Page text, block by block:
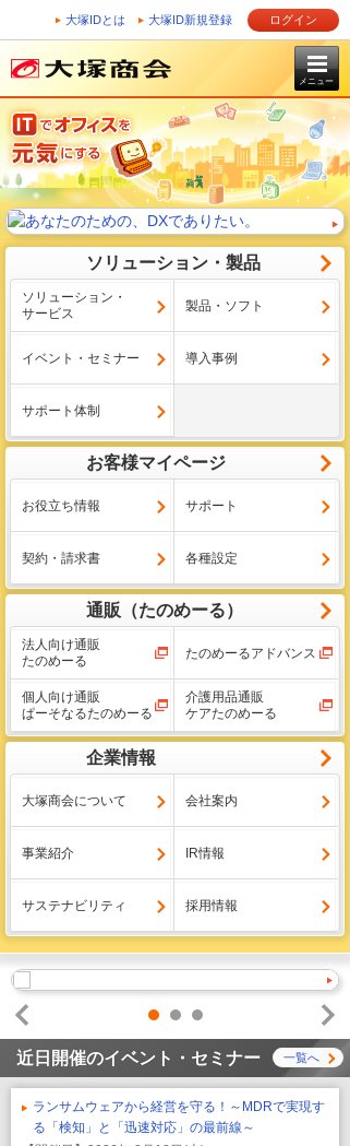
大塚IDとは 大塚ID新規登録 ログイン
メニュー
ソリューション・製品
ソリューション・
サービス
製品・ソフト
イベント・セミナー 導入事例
サポート体制
お客様マイページ
お役立ち情報 サポート
契約・請求書 各種設定
通販（たのめーる）
法人向け通販
たのめーる
たのめーるアドバンス
個人向け通販
ぱーそなるたのめーる
介護用品通販
ケアたのめーる
企業情報
大塚商会について 会社案内
事業紹介 IR情報
サステナビリティ 採用情報
1 2
3
Prev
Next
近日開催のイベント・セミナー 一覧へ
ランサムウェアから経営を守る！～MDRで実現す
る「検知」と「迅速対応」の最前線～